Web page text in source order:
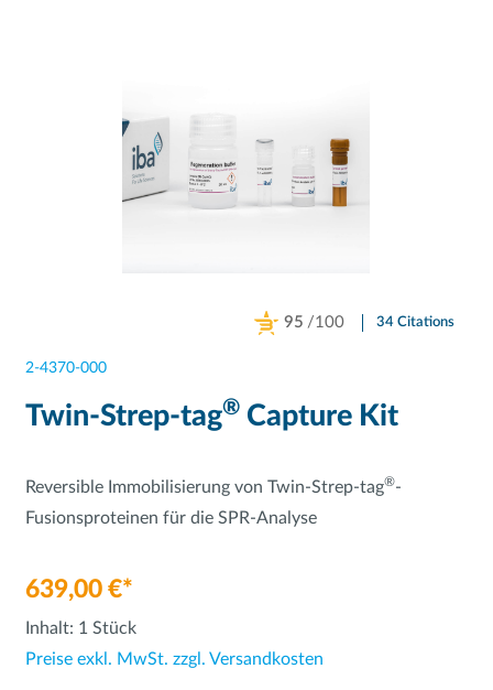
95 /100 34 Citations
2-4370-000
Twin-Strep-tag®Capture Kit
Reversible Immobilisierung von Twin-Strep-tag®-
Fusionsproteinen für die SPR-Analyse
639,00 €*
Inhalt: 1 Stück
Preise exkl. MwSt. zzgl. Versandkosten